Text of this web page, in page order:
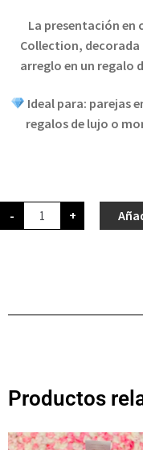
La presentación en
Collection,
arreglo en un regalo
Ideal para: parejas
regalos de lujo o
- +
Productos